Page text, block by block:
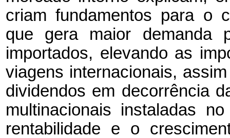
criam fundamentos para o
que gera maior demanda
importados, elevando as
viagens internacionais,
dividendos em decorrência
multinacionais instaladas
rentabilidade e o